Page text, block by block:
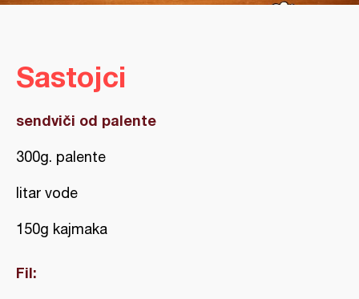
Sastojci
sendviči od palente
300g. palente
litar vode
150g kajmaka
Fil: